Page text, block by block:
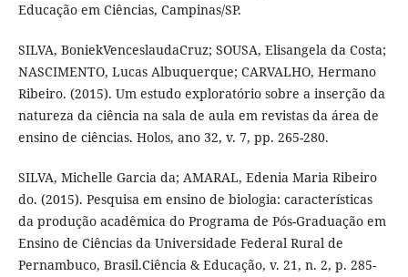
Educação em Ciências, Campinas/SP.
SILVA, BoniekVenceslaudaCruz; SOUSA, Elisangela da Costa;
NASCIMENTO, Lucas Albuquerque; CARVALHO, Hermano
Ribeiro. (2015). Um estudo exploratório sobre a inserção da
natureza da ciência na sala de aula em revistas da área de
ensino de ciências. Holos, ano 32, v. 7, pp. 265-280.
SILVA, Michelle Garcia da; AMARAL, Edenia Maria Ribeiro
do. (2015). Pesquisa em ensino de biologia: características
da produção acadêmica do Programa de Pós-Graduação em
Ensino de Ciências da Universidade Federal Rural de
Pernambuco, Brasil.Ciência & Educação, v. 21, n. 2, p. 285-